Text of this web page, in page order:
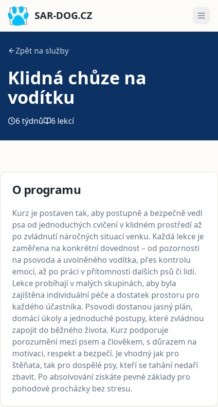
SAR-DOG.CZ
Zpět na služby
Klidná chůze na
vodítku
6 týdnů 6 lekcí
O programu
Kurz je postaven tak, aby postupně a bezpečně vedl
psa od jednoduchých cvičení v klidném prostředí až
po zvládnutí náročných situací venku. Každá lekce je
zaměřena na konkrétní dovednost – od pozornosti
na psovoda a uvolněného vodítka, přes kontrolu
emocí, až po práci v přítomnosti dalších psů či lidí.
Lekce probíhají v malých skupinách, aby byla
zajištěna individuální péče a dostatek prostoru pro
každého účastníka. Psovodi dostanou jasný plán,
domácí úkoly a jednoduché postupy, které zvládnou
zapojit do běžného života. Kurz podporuje
porozumění mezi psem a člověkem, s důrazem na
motivaci, respekt a bezpečí. Je vhodný jak pro
štěňata, tak pro dospělé psy, kteří se tahání nedaří
zbavit. Po absolvování získáte pevné základy pro
pohodové procházky bez stresu.